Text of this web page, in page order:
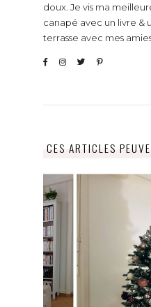
doux. Je vis ma
canapé avec un livre &
terrasse avec mes
CES ARTICLES